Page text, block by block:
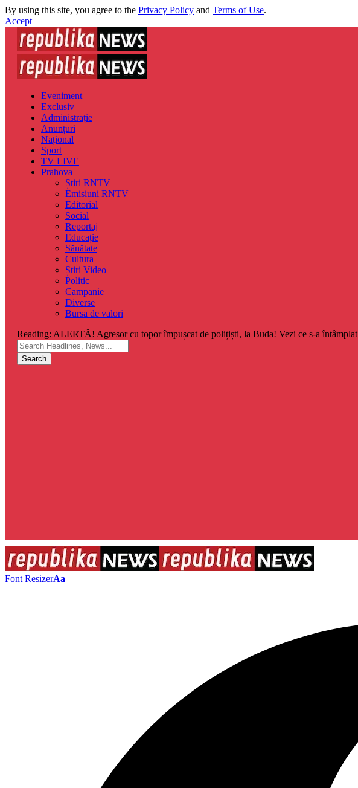
By using this site, you agree to the Privacy Policy and Terms of Use.
Accept
Eveniment
Exclusiv
Administrație
Anunțuri
Național
Sport
TV LIVE
Prahova
Știri RNTV
Emisiuni RNTV
Editorial
Social
Reportaj
Educație
Sănătate
Cultura
Știri Video
Politic
Campanie
Diverse
Bursa de valori
Reading: ALERTĂ! Agresor cu topor împușcat de polițiști, la Buda! Vezi ce s-a întâmplat
Font ResizerAa